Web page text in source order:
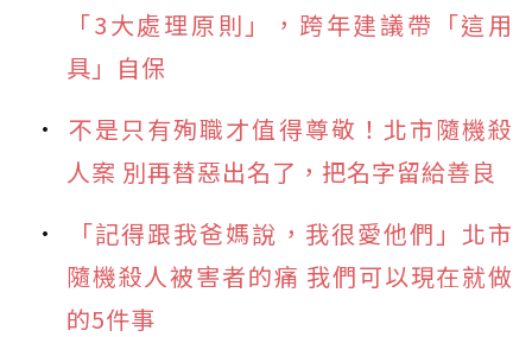
「3大處理原則」，跨年建議帶「這用
具」自保
不是只有殉職才值得尊敬！北市隨機殺
人案 別再替惡出名了，把名字留給善良
「記得跟我爸媽說，我很愛他們」北市
隨機殺人被害者的痛 我們可以現在就做
的5件事